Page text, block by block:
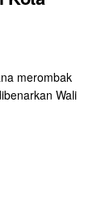
merombak
Wali